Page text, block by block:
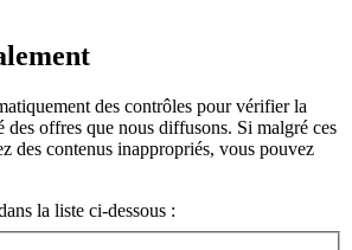
des contrôles pour vérifier la
des offres que nous diffusons. Si malgré ces
des contenus inappropriés, vous pouvez
la liste ci-dessous :